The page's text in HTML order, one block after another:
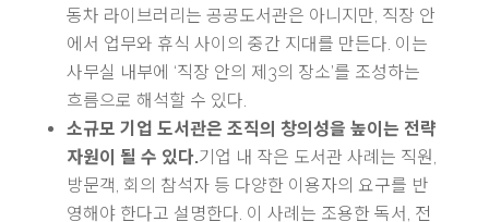
동차 라이브러리는 공공도서관은 아니지만, 직장 안
에서 업무와 휴식 사이의 중간 지대를 만든다. 이는
사무실 내부에 ‘직장 안의 제3의 장소’를 조성하는
흐름으로 해석할 수 있다.
소규모 기업 도서관은 조직의 창의성을 높이는 전략
자원이 될 수 있다.기업 내 작은 도서관 사례는 직원,
방문객, 회의 참석자 등 다양한 이용자의 요구를 반
영해야 한다고 설명한다. 이 사례는 조용한 독서, 전